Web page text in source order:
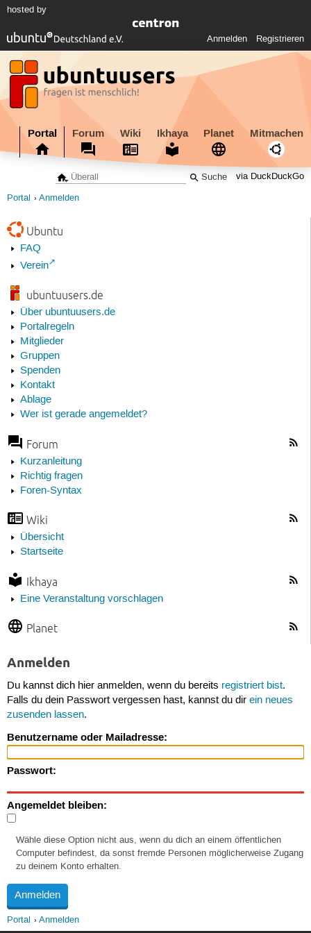
hosted by
Anmelden Registrieren
Portal Forum Wiki Ikhaya Planet Mitmachen
via DuckDuckGo
Portal Anmelden
Ubuntu
FAQ
Verein
ubuntuusers.de
Über ubuntuusers.de
Portalregeln
Mitglieder
Gruppen
Spenden
Kontakt
Ablage
Wer ist gerade angemeldet?
Forum
Kurzanleitung
Richtig fragen
Foren-Syntax
Wiki
Übersicht
Startseite
Ikhaya
Eine Veranstaltung vorschlagen
Planet
Anmelden
Du kannst dich hier anmelden, wenn du bereits registriert bist.
Falls du dein Passwort vergessen hast, kannst du dir ein neues
zusenden lassen.
Benutzername oder Mailadresse:
Passwort:
Angemeldet bleiben:
Wähle diese Option nicht aus, wenn du dich an einem öffentlichen
Computer befindest, da sonst fremde Personen möglicherweise Zugang
zu deinem Konto erhalten.
Portal Anmelden